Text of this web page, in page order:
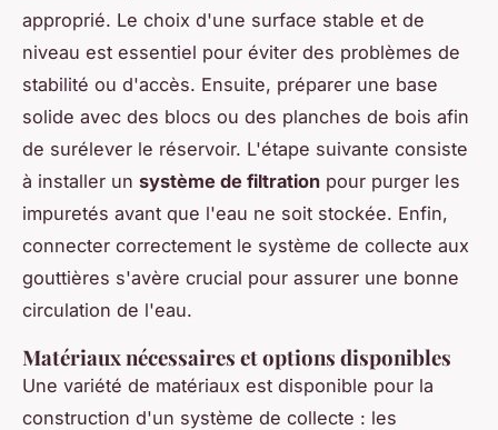
approprié. Le choix d'une surface stable et de
niveau est essentiel pour éviter des problèmes de
stabilité ou d'accès. Ensuite, préparer une base
solide avec des blocs ou des planches de bois afin
de surélever le réservoir. L'étape suivante consiste
à installer un système de filtration pour purger les
impuretés avant que l'eau ne soit stockée. Enfin,
connecter correctement le système de collecte aux
gouttières s'avère crucial pour assurer une bonne
circulation de l'eau.
Matériaux nécessaires et options disponibles
Une variété de matériaux est disponible pour la
construction d'un système de collecte : les